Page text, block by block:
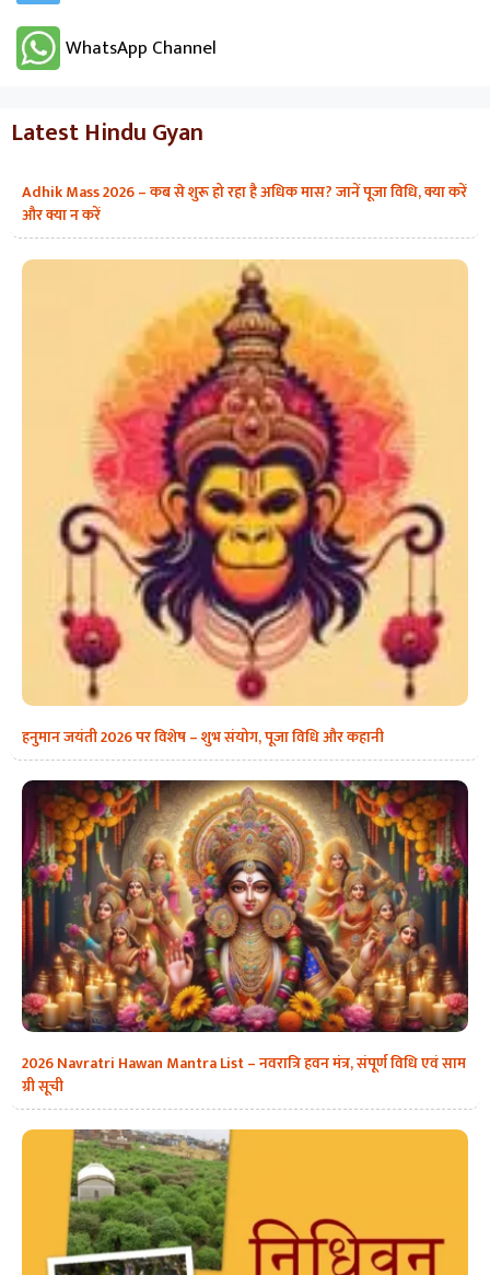
WhatsApp Channel
Latest Hindu Gyan
Adhik Mass 2026 – कब से शुरू हो रहा है अधिक मास? जानें पूजा विधि, क्या करें
और क्या न करें
हनुमान जयंती 2026 पर विशेष – शुभ संयोग, पूजा विधि और कहानी
2026 Navratri Hawan Mantra List – नवरात्रि हवन मंत्र, संपूर्ण विधि एवं साम
ग्री सूची